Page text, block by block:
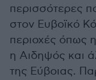
περισσότερες
στον Ευβοϊκό
περιοχές όπως
η Αιδηψός και
της Εύβοιας.